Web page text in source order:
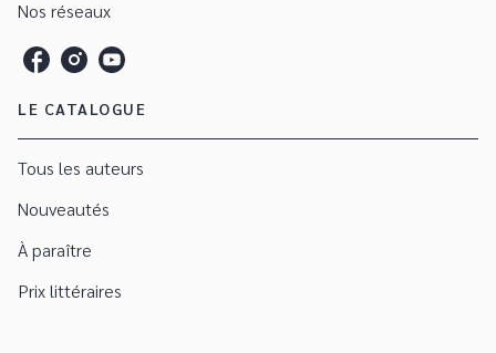
Nos réseaux
LE CATALOGUE
Tous les auteurs
Nouveautés
À paraître
Prix littéraires